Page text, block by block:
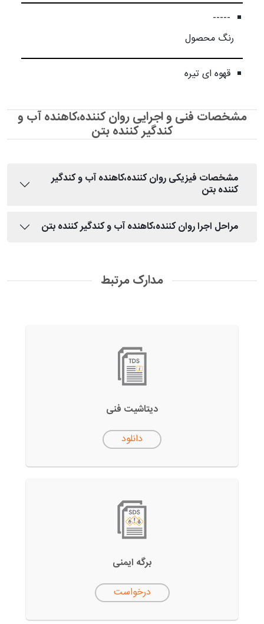
-----
رنگ محصول
قهوه ای تیره
مشخصات فنی و اجرایی روان کننده،کاهنده آب و
کندگیر کننده بتن
مشخصات فیزیکی روان کننده،کاهنده آب و کندگیر
کننده بتن
مراحل اجرا روان کننده،کاهنده آب و کندگیر کننده بتن
مدارک مرتبط
دیتاشیت فنی
دانلود
برگه ایمنی
درخواست